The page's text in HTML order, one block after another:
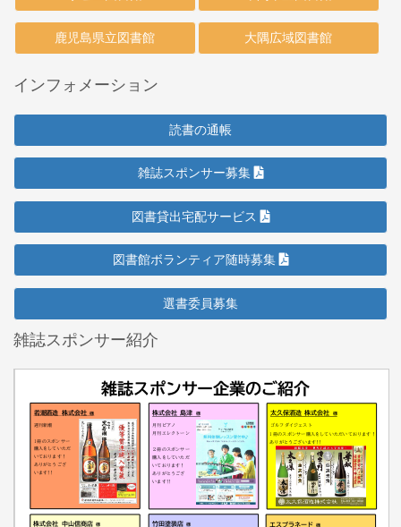
鹿児島県立図書館 大隅広域図書館
インフォメーション
読書の通帳
雑誌スポンサー募集
図書貸出宅配サービス
図書館ボランティア随時募集
選書委員募集
雑誌スポンサー紹介